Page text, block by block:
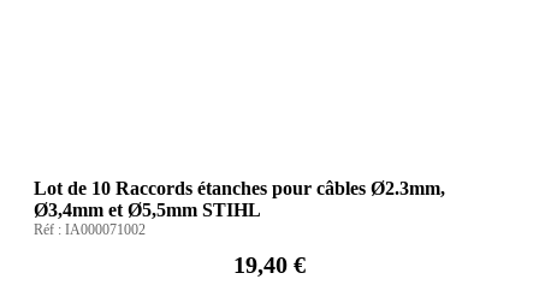
Lot de 10 Raccords étanches pour câbles Ø2.3mm,
Ø3,4mm et Ø5,5mm STIHL
Réf : IA000071002
19,40 €